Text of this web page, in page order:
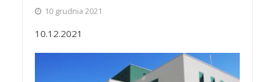
10 grudnia 2021
10.12.2021